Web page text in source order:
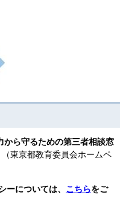
から守るための第三者相談窓
（東京都教育委員会ホームペ
については、 こちらをご